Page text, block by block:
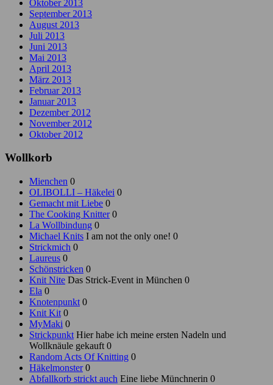
Oktober 2013
September 2013
August 2013
Juli 2013
Juni 2013
Mai 2013
April 2013
März 2013
Februar 2013
Januar 2013
Dezember 2012
November 2012
Oktober 2012
Wollkorb
Mienchen 0
OLIBOLLI – Häkelei 0
Gemacht mit Liebe 0
The Cooking Knitter0
La Wollbindung 0
Michael Knits I am not the only one! 0
Strickmich 0
Laureus 0
Schönstricken 0
Knit Nite Das Strick-Event in München 0
Ela 0
Knotenpunkt 0
Knit Kit 0
MyMaki 0
Strickpunkt Hier habe ich meine ersten Nadeln und
Wollknäule gekauft 0
Random Acts Of Knitting 0
Häkelmonster0
Abfallkorb strickt auch Eine liebe Münchnerin 0